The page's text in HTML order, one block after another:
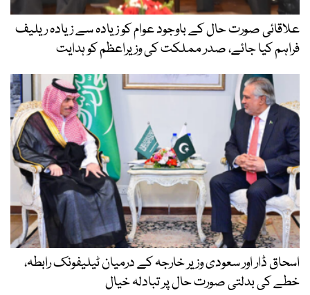
علاقائی صورت حال کے باوجود عوام کو زیادہ سے زیادہ ریلیف
فراہم کیا جائے، صدر مملکت کی وزیراعظم کو ہدایت
اسحاق ڈار اور سعودی وزیر خارجہ کے درمیان ٹیلیفونک رابطہ،
خطے کی بدلتی صورت حال پر تبادلہ خیال